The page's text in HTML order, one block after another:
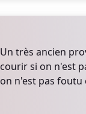
Un très ancien
courir si on n'est
on n'est pas